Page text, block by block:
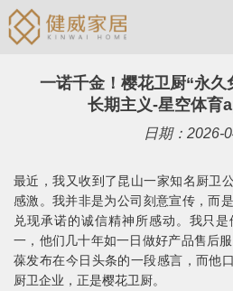
一诺千金！樱花卫厨“永久
长期主义-星空体育
日期：2026-
最近，我又收到了昆山一家知名厨卫
感激。我并非是为公司刻意宣传，而
兑现承诺的诚信精神所感动。我只
一，他们几十年如一日做好产品售后
葆发布在今日头条的一段感言，而他
厨卫企业，正是樱花卫厨。